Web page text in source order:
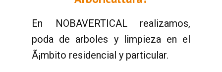
En NOBAVERTICAL realizamos,
poda de arboles y limpieza en el
Ã¡mbito residencial y particular.